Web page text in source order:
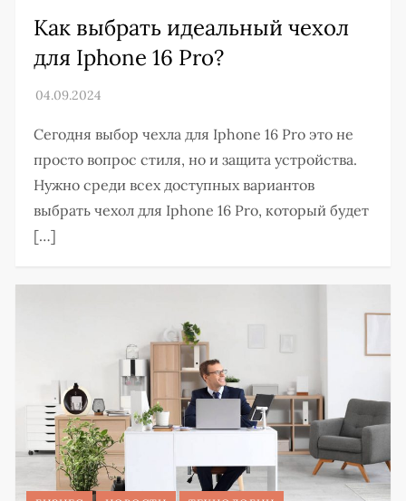
Как выбрать идеальный чехол
для Iphone 16 Pro?
Сегодня выбор чехла для Iphone 16 Pro это не
просто вопрос стиля, но и защита устройства.
Нужно среди всех доступных вариантов
выбрать чехол для Iphone 16 Pro, который будет
[…]